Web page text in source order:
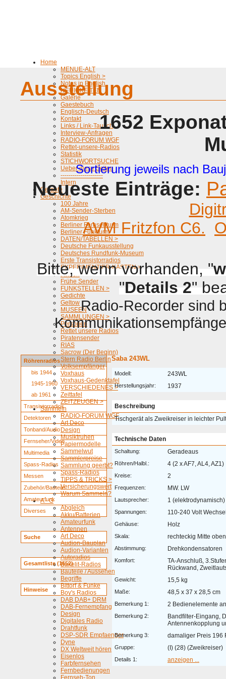
Home
MENUE-ALT
Topics English >
Notes in English
NEUIGKEITEN
Galerie
Gaestebuch
Englisch-Deutsch
Kontakt
Links / Link-Tausch
Interview-Anfragen
RADIO-FORUM WGF
Rettet-unsere-Radios
Statistik
STICHWORTSUCHE
Ueber diese Seiten
---------------------
Intern
Geraete
Geschichte
100 Jahre
AM-Sender-Sterben
Atomkrieg
Berliner Fernsehturm
Berliner Funkturm
DATEN/TABELLEN >
Deutsche Funkausstellung
Deutsches Rundfunk-Museum
Erste Transistorradios
EXPERIMENTIER-KÄSTEN >
Firmen
Frühe Sender
FUNKSTELLEN >
Gedichte
Geltow
MUSEEN
SAMMLUNGEN >
Personen
Rettet unsere Radios
Piratensender
RIAS
Sacrow (Der Beginn)
Stern Radio Berlin
Volksempfänger
Voxhaus
Voxhaus-Gedenktafel
VERSCHIEDENES >
Zeittafel
ZEITZEUGEN >
Sammeln
RADIO-FORUM WGF
Art Deco
Design
Musiktruhen
Papiermodelle
Sammelwut
Sammlerpreise
Sammlung geerbt?
Spass-Radios
TIPPS & TRICKS >
Versicherungswert
Warum Sammeln?
A - G
Abgleich
Akku/Batterien
Amateurfunk
Antennen
Art Deco
Audion-Bauplan
Audion-Varianten
Autoradios
Bakelit-Radios
Bauteile / Aussehen
Begriffe
Bittorf & Funke
Boy's Radios
DAB DAB+ DRM
DAB-Fernempfang
Design
Digitales Radio
Drahtfunk
DSP-SDR Empfaenger
Dyne
DX Weltweit hören
Eisenlos
Farbfernsehen
Fernbedienungen
Fernseh-Ton
Ausstellung
1652
Sortierung jeweils nach
Neueste Einträge:
AVM Fritzfon C6.
Bitte, wenn vorhanden, "
"Details 2"
Radio-Recorder sind
Röhrenradios
bis 1944
1945-1960
ab 1961
Transistorradios
Detektoren
Tonband/Audio
Fernseher/Video
Multimedia
Spass-Radios
Messen
Zubehör/Bauteile
Amateurfunk
Diverses
Suche
Gesamtliste (1652)
Hinweise
Saba 243WL
Modell: 243WL
Herstellungsjahr: 1937
Beschreibung
Tischgerät als Zweikreiser in leichter
Technische Daten
Schaltung: Geradeaus
Röhren/Halbl.: 4 (2 x AF7, AL4, AZ1)
Kreise: 2
Frequenzen: MW. LW
Lautsprecher: 1 (elektrodynamisch)
Spannungen: 110-240 Volt
Gehäuse: Holz
Skala: rechteckig Mitte
Abstimmung: Drehkondensatoren
Komfort:
TA-Anschluß,
Rückwand,
Gewicht: 15,5 kg
Maße: 48,5 x 37 x 28,5 cm
Bemerkung 1: 2 Bedienelemente
Bemerkung 2:
Bandfilter-Eingang,
Antennenkopplung
Bemerkung 3: damaliger Preis 196
Gruppe: (I) (28) (Zweikreiser)
Details 1: anzeigen ...